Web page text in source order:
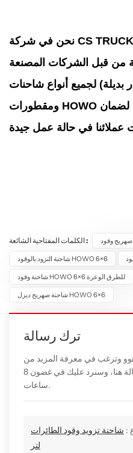
نحن في شركة CS TRUCKS نوفر أيضًا قطع غيار
من قبل الشركات المصنعة
بديلة) لجميع أنواع شاحنات
ومقطورات HOWO الخاصة بخصم وجودة عالية لضمان
الكلمات المفتاحية الشائعة :
شاحنة التزود بالوقود HOWO 6×6
شاحنة وقود HOWO 6×6 للطرق الوعرة
شاحنة صهريج ديزل HOWO 6×6
ترك رسالة
وترغب في معرفة المزيد من
التفاصيل، يرجى ترك رسالة هنا، وسنرد عليك في غضون 8
ساعات.
: شاحنة تزويد وقود الطائرات HOWO سعة 30000
لتر